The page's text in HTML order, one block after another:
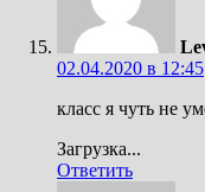
02.04.2020 в 12:45
класс я чуть не
Загрузка...
Ответить